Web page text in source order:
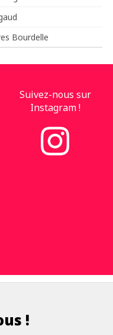
Bourdelle
Suivez-nous sur
Instagram !
!